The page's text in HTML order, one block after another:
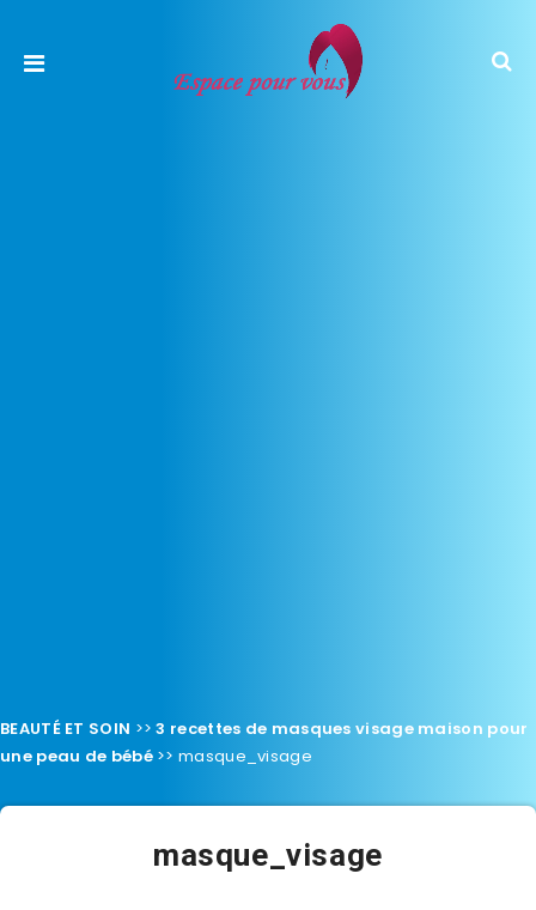
BEAUTÉ ET SOIN >>3 recettes de masques visage maison pour
une peau de bébé>>masque_visage
masque_visage